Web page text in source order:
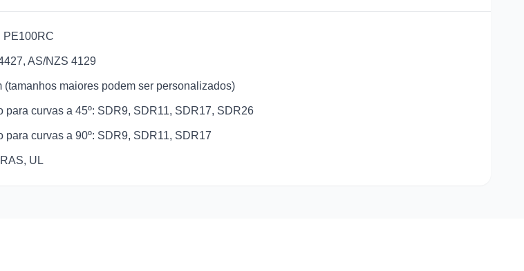
PE100RC
AS/NZS 4129
(tamanhos maiores podem ser personalizados)
para curvas a 45º: SDR9, SDR11, SDR17, SDR26
curvas a 90º: SDR9, SDR11, SDR17
UL